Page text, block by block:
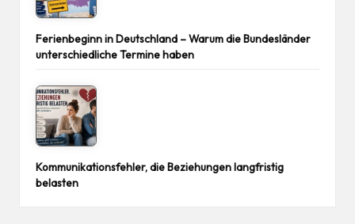
Ferienbeginn in Deutschland – Warum die Bundesländer
unterschiedliche Termine haben
Kommunikationsfehler, die Beziehungen langfristig
belasten